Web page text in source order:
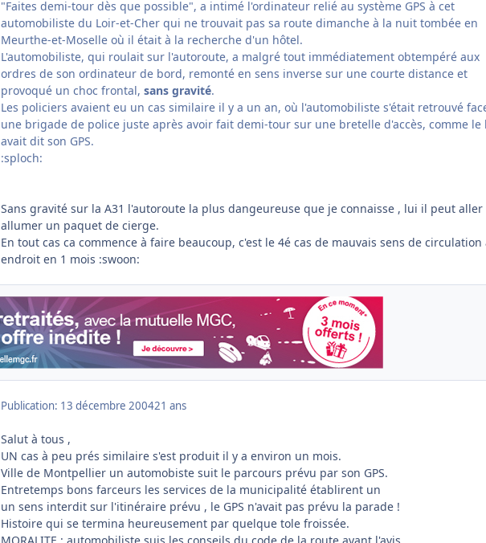
"Faites demi-tour dès que possible", a intimé l'ordinateur relié au système GPS à cet
automobiliste du Loir-et-Cher qui ne trouvait pas sa route dimanche à la nuit tombée en
Meurthe-et-Moselle où il était à la recherche d'un hôtel.
L'automobiliste, qui roulait sur l'autoroute, a malgré tout immédiatement obtempéré aux
ordres de son ordinateur de bord, remonté en sens inverse sur une courte distance et
provoqué un choc frontal, sans gravité.
Les policiers avaient eu un cas similaire il y a un an, où l'automobiliste s'était retrouvé
une brigade de police juste après avoir fait demi-tour sur une bretelle d'accès, comme le
avait dit son GPS.
:sploch:
Sans gravité sur la A31 l'autoroute la plus dangeureuse que je connaisse , lui il peut aller
allumer un paquet de cierge.
En tout cas ca commence à faire beaucoup, c'est le 4é cas de mauvais sens de circulation
endroit en 1 mois :swoon:
Publication: 13 décembre 200421 ans
Salut à tous ,
UN cas à peu prés similaire s'est produit il y a environ un mois.
Ville de Montpellier un automobiste suit le parcours prévu par son GPS.
Entretemps bons farceurs les services de la municipalité établirent un
un sens interdit sur l'itinéraire prévu , le GPS n'avait pas prévu la parade !
Histoire qui se termina heureusement par quelque tole froissée.